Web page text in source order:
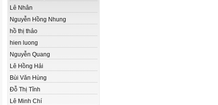
Lê Nhân
Nguyễn Hồng Nhung
hồ thị thảo
hien luong
Nguyễn Quang
Lê Hồng Hải
Bùi Văn Hùng
Đỗ Thị Tĩnh
Lê Minh Chí